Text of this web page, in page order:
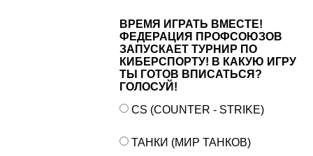
ВРЕМЯ ИГРАТЬ ВМЕСТЕ!
ФЕДЕРАЦИЯ ПРОФСОЮЗОВ
ЗАПУСКАЕТ ТУРНИР ПО
КИБЕРСПОРТУ! В КАКУЮ ИГРУ
ТЫ ГОТОВ ВПИСАТЬСЯ?
ГОЛОСУЙ!
CS (COUNTER - STRIKE)
ТАНКИ (МИР ТАНКОВ)